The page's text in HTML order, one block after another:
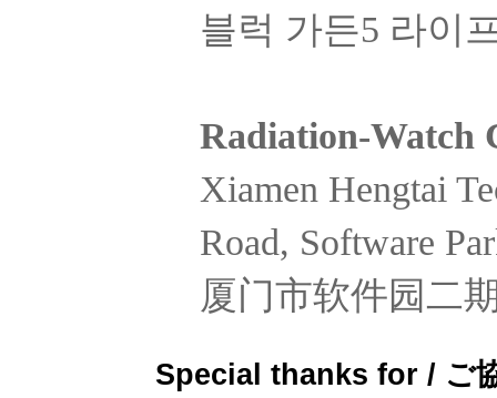
블럭 가든5 라이
Radiation-Watch
Xiamen Hengtai
Road, Software
厦门市软件园二
Special thanks for / ご